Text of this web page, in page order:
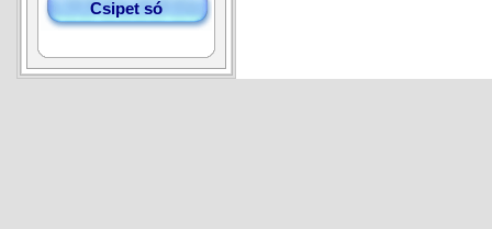
Csipet só